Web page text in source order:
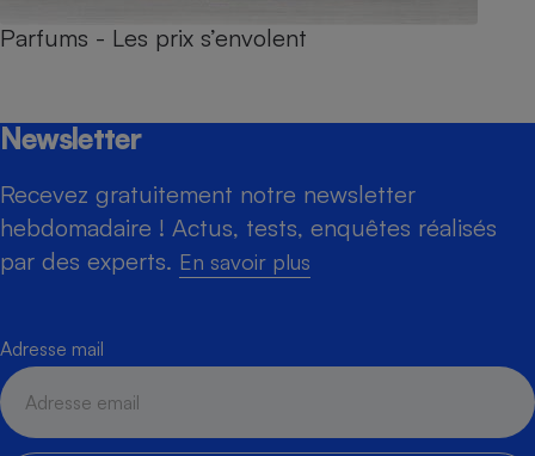
Parfums - Les prix s’envolent
Newsletter
Recevez gratuitement notre newsletter
hebdomadaire ! Actus, tests, enquêtes réalisés
par des experts. En savoir plus
Adresse mail